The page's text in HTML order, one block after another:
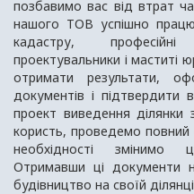
позбавимо вас від втрат
нашого ТОВ успішно
кадастру,
проектувальники і маститі
отримати результати,
документів і підтвердити
проект виведення
користь, проведемо повний
необхідності змінимо
Отримавши ці документи
будівництво на своїй